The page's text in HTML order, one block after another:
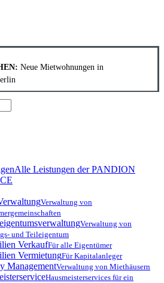
Neue Mietwohnungen in
Alle Leistungen der PANDION
Verwaltung von
Verwaltung von
und Teileigentum
VerkaufFür alle Eigentümer
VermietungFür Kapitalanleger
ManagementVerwaltung von Miethäusern
Hausmeisterservices für ein